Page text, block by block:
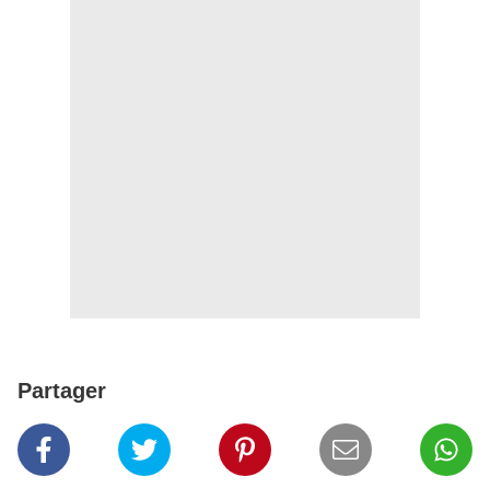
Partager